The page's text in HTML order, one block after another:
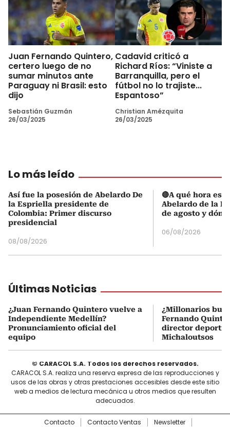
Juan Fernando Quintero,
certero luego de no
sumar minutos ante
Paraguay ni Brasil: esto
dijo
Sebastián Guzmán
26/03/2025
Cadavid criticó a
Richard Ríos: “Viniste a
Barranquilla, pero el
fútbol no lo trajiste...
Espantoso”
Christian Amézquita
26/03/2025
Lo más leído
Así fue la posesión de Abelardo De
la Espriella presidente de
Colombia: Primer discurso
presidencial
08/08/2026
🔴A qué hora es
Abelardo de la
de agosto y
06/08/2026
Últimas Noticias
¿Juan Fernando Quintero vuelve a
Independiente Medellín?
Pronunciamiento oficial del
equipo
¿Millonarios
Fernando
director
Michaloutsos
© CARACOL S.A. Todos los derechos reservados.
CARACOL S.A. realiza una reserva expresa de las reproducciones y
usos de las obras y otras prestaciones accesibles desde este sitio
web a medios de lectura mecánica u otros medios que resulten
adecuados.
Contacto Contacto Ventas Newsletter